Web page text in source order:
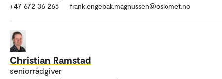
+47 672 36 265 frank.engebak.magnussen@oslomet.no
Christian Ramstad
seniorrådgiver